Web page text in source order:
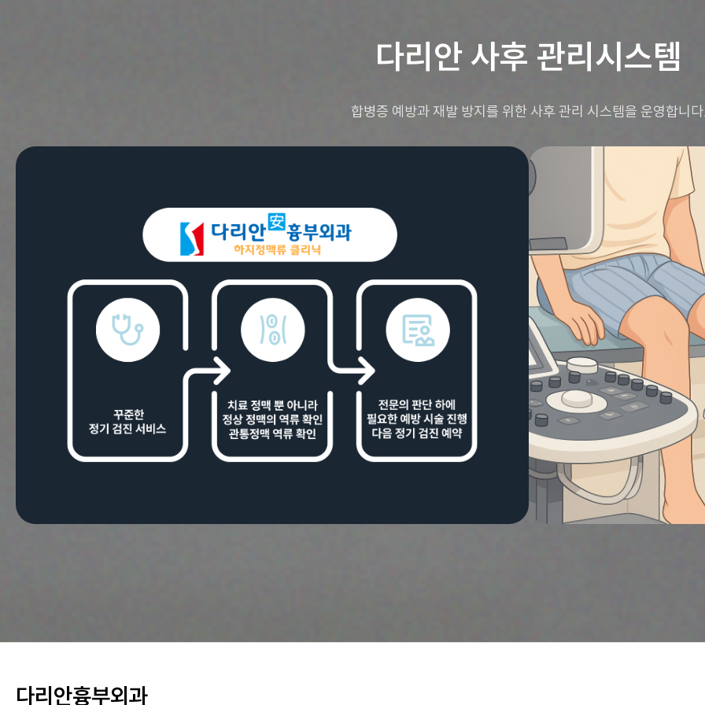
다리안 사후 관리시스템
합병증 예방과 재발 방지를 위한 사후 관리 시스템을 운영합니
다리안흉부외과